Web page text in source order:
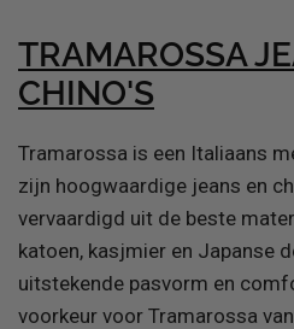
TRAMAROSSA
CHINO'S
Tramarossa is een Italiaans
zijn hoogwaardige jeans en
vervaardigd uit de beste
katoen, kasjmier en Japanse
uitstekende pasvorm en
voorkeur voor Tramarossa